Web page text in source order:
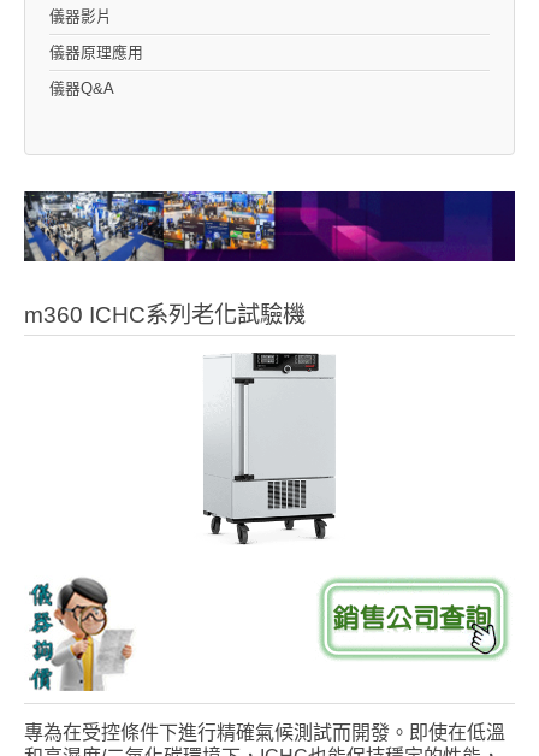
儀器影片
儀器原理應用
儀器Q&A
m360 ICHC系列老化試驗機
專為在受控條件下進行精確氣候測試而開發。即使在低溫